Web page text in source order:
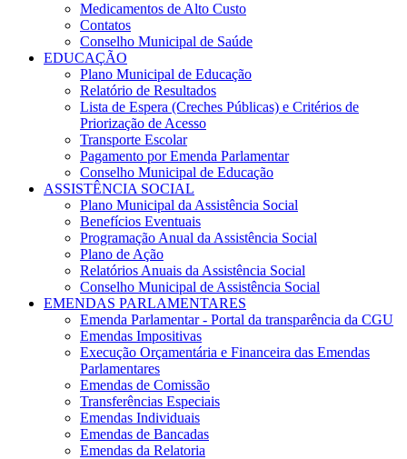
Medicamentos de Alto Custo
Contatos
Conselho Municipal de Saúde
EDUCAÇÃO
Plano Municipal de Educação
Relatório de Resultados
Lista de Espera (Creches Públicas) e Critérios de
Priorização de Acesso
Transporte Escolar
Pagamento por Emenda Parlamentar
Conselho Municipal de Educação
ASSISTÊNCIA SOCIAL
Plano Municipal da Assistência Social
Benefícios Eventuais
Programação Anual da Assistência Social
Plano de Ação
Relatórios Anuais da Assistência Social
Conselho Municipal de Assistência Social
EMENDAS PARLAMENTARES
Emenda Parlamentar - Portal da transparência da CGU
Emendas Impositivas
Execução Orçamentária e Financeira das Emendas
Parlamentares
Emendas de Comissão
Transferências Especiais
Emendas Individuais
Emendas de Bancadas
Emendas da Relatoria